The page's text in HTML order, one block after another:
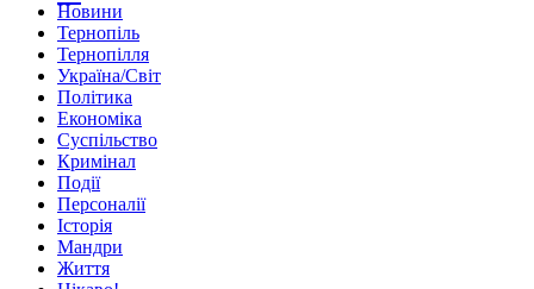
Новини
Тернопіль
Тернопілля
Україна/Світ
Політика
Економіка
Суспільство
Кримінал
Події
Персоналії
Історія
Мандри
Життя